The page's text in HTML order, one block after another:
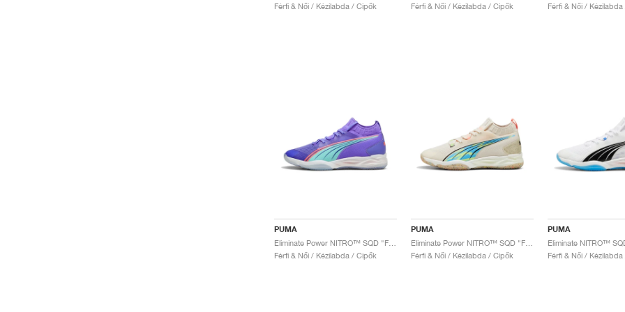
Férfi & Női / Kézilabda / Cipők Férfi & Női / Kézilabda / Cipők Férfi & Női /
PUMA
Férfi & Női / Kézilabda / Cipők
PUMA
Eliminate Power NITRO™ SQD "FOREVER.BETTER "
Férfi & Női / Kézilabda / Cipők
PUMA
Férfi & Női /